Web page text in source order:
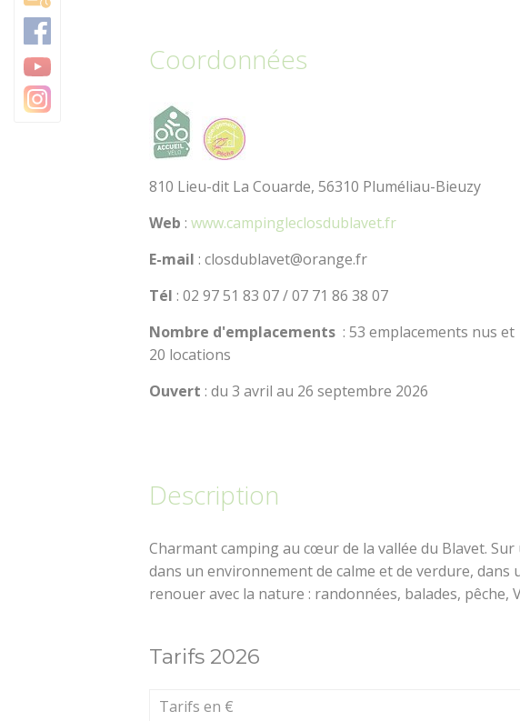
Coordonnées
810 Lieu-dit La Couarde, 56310 Pluméliau-Bieuzy
Web :www.campingleclosdublavet.fr
E-mail : closdublavet@orange.fr
Tél : 02 97 51 83 07 / 07 71 86 38 07
Nombre d'emplacements : 53 emplacements nus et
20 locations
Ouvert : du 3 avril au 26 septembre 2026
Description
Charmant camping au cœur de la vallée du Blavet.
dans un environnement de calme et de verdure,
renouer avec la nature : randonnées, balades, pêche,
Tarifs 2026
Tarifs en €